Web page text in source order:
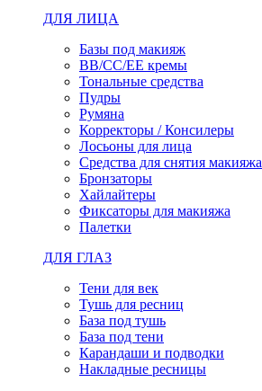
ДЛЯ ЛИЦА
Базы под макияж
BB/CC/EE кремы
Тональные средства
Пудры
Румяна
Корректоры / Консилеры
Лосьоны для лица
Средства для снятия макияжа
Бронзаторы
Хайлайтеры
Фиксаторы для макияжа
Палетки
ДЛЯ ГЛАЗ
Тени для век
Тушь для ресниц
База под тушь
База под тени
Карандаши и подводки
Накладные ресницы